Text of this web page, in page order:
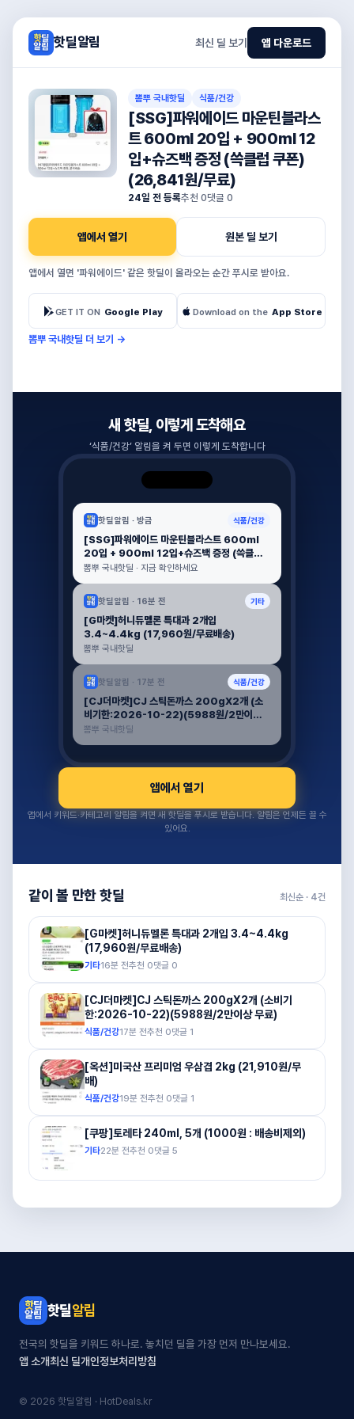
핫딜알림 최신 딜 보기 앱 다운로드
뽐뿌 국내핫딜 식품/건강
[SSG]파워에이드 마운틴블라스
트 600ml 20입 + 900ml 12
입+슈즈백 증정 (쓱클럽 쿠폰)
(26,841원/무료)
24일 전 등록추천 0댓글 0
앱에서 열기 원본 딜 보기
앱에서 열면 '파워에이드' 같은 핫딜이 올라오는 순간 푸시로 받아요.
GET IT ON Google Play Download on the App Store
뽐뿌 국내핫딜 더 보기 →
새 핫딜, 이렇게 도착해요
‘식품/건강’ 알림을 켜 두면 이렇게 도착합니다
핫딜알림 · 방금 식품/건강
[SSG]파워에이드 마운틴블라스트 600ml
20입 + 900ml 12입+슈즈백 증정 (쓱클럽
쿠폰) (26,841원/무료)
뽐뿌 국내핫딜 · 지금 확인하세요
핫딜알림 · 16분 전 기타
[G마켓]허니듀멜론 특대과 2개입
3.4~4.4kg (17,960원/무료배송)
뽐뿌 국내핫딜
핫딜알림 · 17분 전 식품/건강
[CJ더마켓]CJ 스틱돈까스 200gX2개 (소
비기한:2026-10-22)(5988원/2만이상
무료)
뽐뿌 국내핫딜
앱에서 열기
앱에서 키워드·카테고리 알림을 켜면 새 핫딜을 푸시로 받습니다. 알림은 언제든 끌 수
있어요.
같이 볼 만한 핫딜 최신순 · 4건
[G마켓]허니듀멜론 특대과 2개입 3.4~4.4kg
(17,960원/무료배송)
기타16분 전추천 0댓글 0
[CJ더마켓]CJ 스틱돈까스 200gX2개 (소비기
한:2026-10-22)(5988원/2만이상 무료)
식품/건강17분 전추천 0댓글 1
[옥션]미국산 프리미엄 우삼겹 2kg (21,910원/무
배)
식품/건강19분 전추천 0댓글 1
[쿠팡]토레타 240ml, 5개 (1000원 : 배송비제외)
기타22분 전추천 0댓글 5
핫딜알림
전국의 핫딜을 키워드 하나로. 놓치던 딜을 가장 먼저 만나보세요.
앱 소개최신 딜개인정보처리방침
© 2026 핫딜알림 · HotDeals.kr